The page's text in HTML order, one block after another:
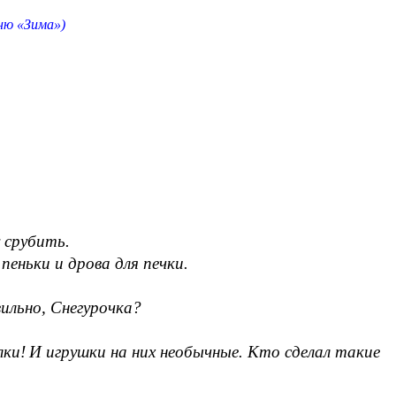
«Зима»)
и дрова для печки.
Снегурочка?
И игрушки на них необычные. Кто сделал такие